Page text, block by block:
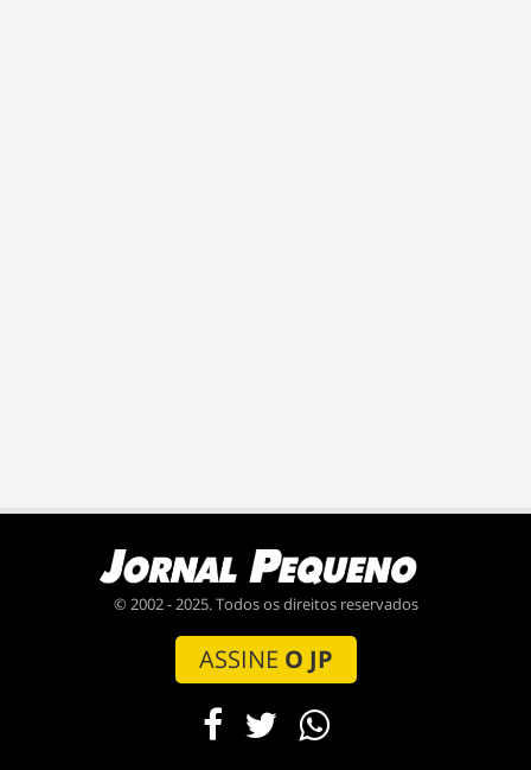
© 2002 - 2025. Todos os direitos reservados
ASSINE O JP